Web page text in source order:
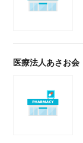
医療法人あさお